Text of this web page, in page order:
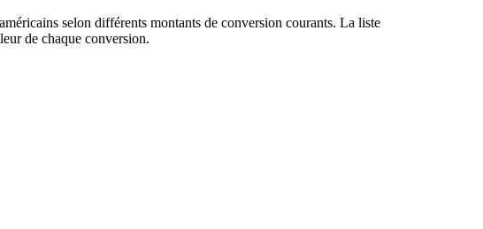
selon différents montants de conversion courants. La liste
de chaque conversion.